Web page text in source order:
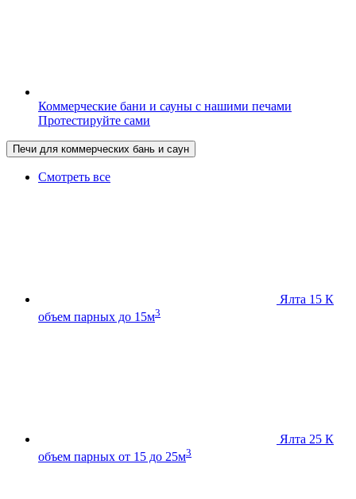
Коммерческие бани и сауны с нашими печами
Протестируйте сами
Печи для коммерческих бань и саун
Смотреть все
Ялта 15 К
объем парных до 15м3
Ялта 25 К
объем парных от 15 до 25м3